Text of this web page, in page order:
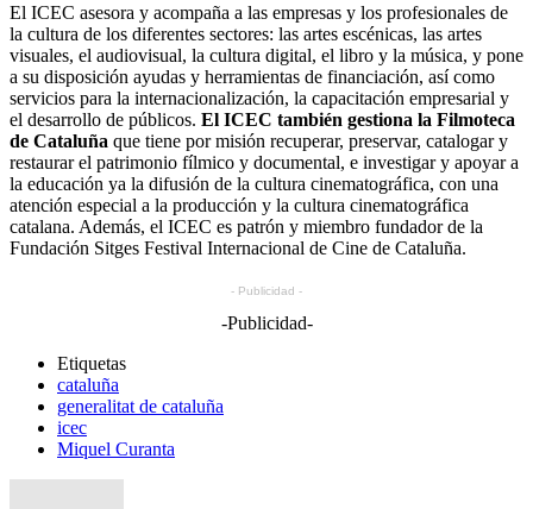
El ICEC asesora y acompaña a las empresas y los profesionales de
la cultura de los diferentes sectores: las artes escénicas, las artes
visuales, el audiovisual, la cultura digital, el libro y la música, y pone
a su disposición ayudas y herramientas de financiación, así como
servicios para la internacionalización, la capacitación empresarial y
el desarrollo de públicos. El ICEC también gestiona la Filmoteca
de Cataluña que tiene por misión recuperar, preservar, catalogar y
restaurar el patrimonio fílmico y documental, e investigar y apoyar a
la educación ya la difusión de la cultura cinematográfica, con una
atención especial a la producción y la cultura cinematográfica
catalana. Además, el ICEC es patrón y miembro fundador de la
Fundación Sitges Festival Internacional de Cine de Cataluña.
- Publicidad -
-Publicidad-
Etiquetas
cataluña
generalitat de cataluña
icec
Miquel Curanta